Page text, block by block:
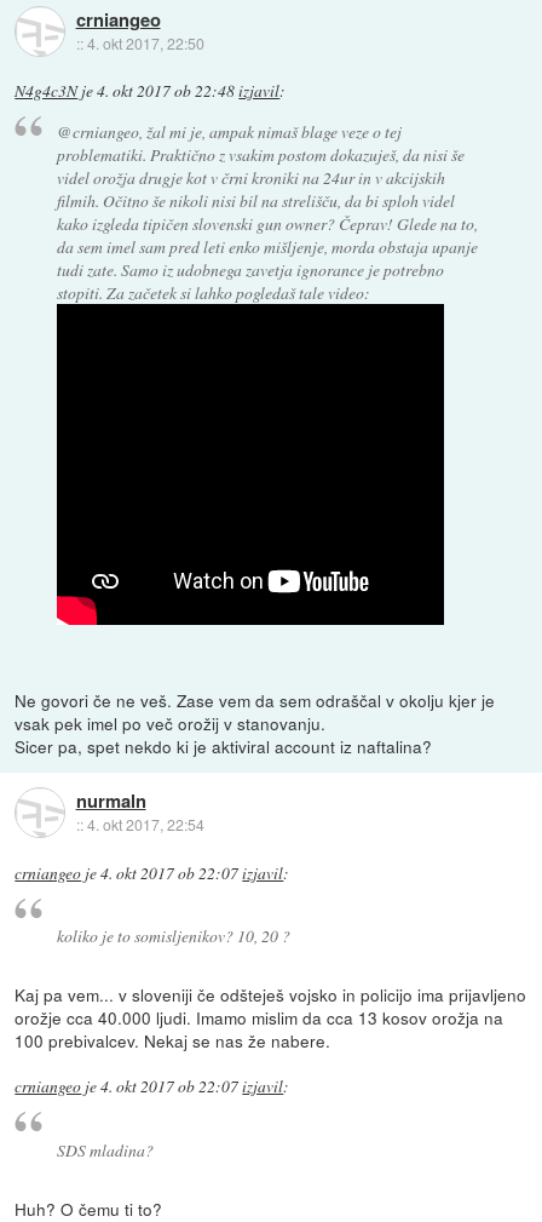
crniangeo
::4. okt 2017, 22:50
N4g4c3Nje4. okt 2017 ob 22:48izjavil:
@crniangeo, žal mi je, ampak nimaš blage veze o tej
problematiki. Praktično z vsakim postom dokazuješ, da nisi še
videl orožja drugje kot v črni kroniki na 24ur in v akcijskih
filmih. Očitno še nikoli nisi bil na strelišču, da bi sploh videl
kako izgleda tipičen slovenski gun owner? Čeprav! Glede na to,
da sem imel sam pred leti enko mišljenje, morda obstaja upanje
tudi zate. Samo iz udobnega zavetja ignorance je potrebno
stopiti. Za začetek si lahko pogledaš tale video:
Ne govori če ne veš. Zase vem da sem odraščal v okolju kjer je
vsak pek imel po več orožij v stanovanju.
Sicer pa, spet nekdo ki je aktiviral account iz naftalina?
nurmaln
::4. okt 2017, 22:54
crniangeo je4. okt 2017 ob 22:07izjavil:
koliko je to somisljenikov? 10, 20 ?
Kaj pa vem... v sloveniji če odšteješ vojsko in policijo ima prijavljeno
orožje cca 40.000 ljudi. Imamo mislim da cca 13 kosov orožja na
100 prebivalcev. Nekaj se nas že nabere.
crniangeo je4. okt 2017 ob 22:07izjavil:
SDS mladina?
Huh? O čemu ti to?